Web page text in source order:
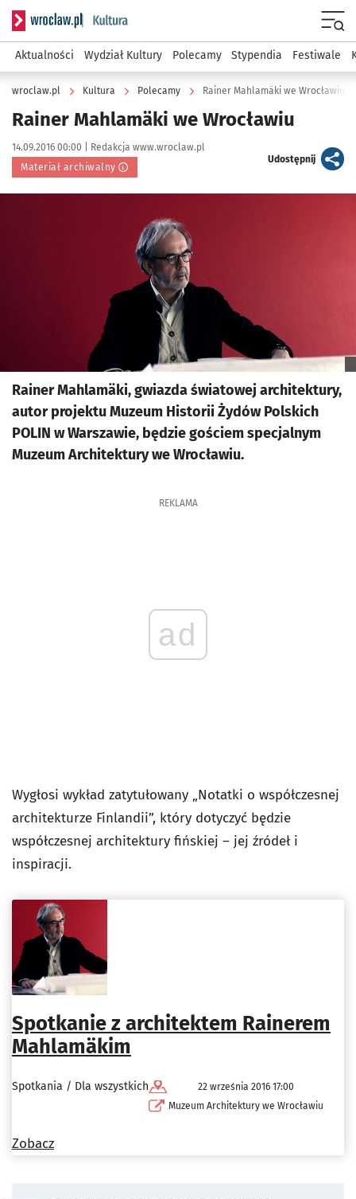
Serwis informacyjny wroclaw.pl podserwis: Kultura
Aktualności Wydział Kultury Polecamy Stypendia Festiwale
wroclaw.pl Kultura Polecamy Rainer Mahlamäki we Wrocławiu
Rainer Mahlamäki we Wrocławiu
Data publikacji:
14.09.2016 00:00 | Autor:
Redakcja www.wroclaw.pl
Materiał archiwalny
Udostępnijartykuł
Rainer Mahlamäki, gwiazda światowej architektury,
autor projektu Muzeum Historii Żydów Polskich
POLIN w Warszawie, będzie gościem specjalnym
Muzeum Architektury we Wrocławiu.
REKLAMA
ad
Wygłosi wykład zatytułowany „Notatki o współczesnej
architekturze Finlandii”, który dotyczyć będzie
współczesnej architektury fińskiej – jej źródeł i
inspiracji.
Spotkanie z architektem Rainerem
Mahlamäkim
Spotkania / Dla wszystkich
22 września 2016 17:00
Muzeum Architektury we Wrocławiu
Zobacz